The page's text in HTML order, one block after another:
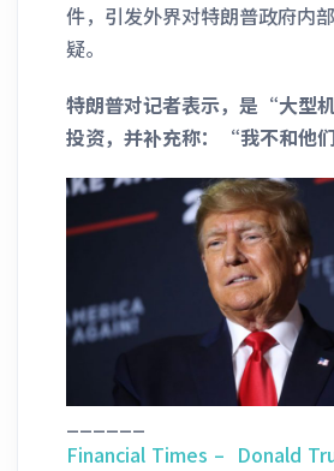
件，引发外界对特朗普政府内
疑。
特朗普对记者表示，是“大型
投资，并补充称：“我不和他
Financial Times – Donald